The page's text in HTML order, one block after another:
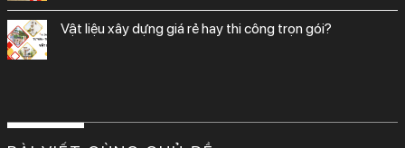
vật liệu xây dựng giá rẻ hay thi công trọn gói?